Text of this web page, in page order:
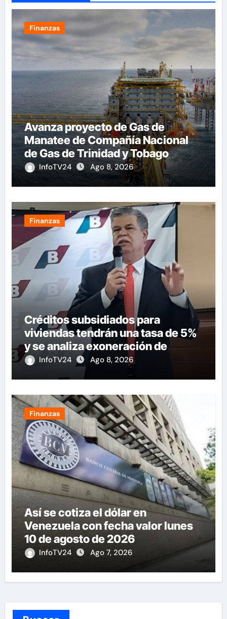
Finanzas
Avanza proyecto de Gas de
Manatee de Compañía Nacional
de Gas de Trinidad y Tobago
InfoTV24 Ago 8, 2026
Finanzas
Créditos subsidiados para
viviendas tendrán una tasa de 5%
y se analiza exoneración de
aranceles
InfoTV24 Ago 8, 2026
Finanzas
Así se cotiza el dólar en
Venezuela con fecha valor lunes
10 de agosto de 2026
InfoTV24 Ago 7, 2026